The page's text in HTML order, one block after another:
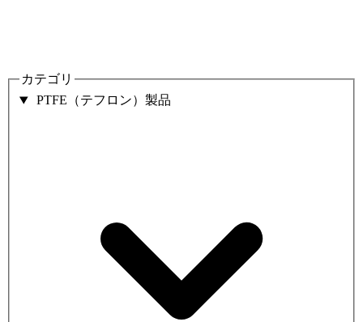
カテゴリ
PTFE（テフロン）製品